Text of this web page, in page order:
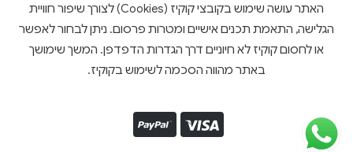
האתר עושה שימוש בקובצי קוקיז (Cookies) לצורך שיפור חוויית
הגלישה, התאמת תכנים אישיים ומטרות פרסום. ניתן לבחור לאפשר
או לחסום קוקיז לא חיוניים דרך הגדרות הדפדפן. המשך שימושך
באתר מהווה הסכמה לשימוש בקוקיז.